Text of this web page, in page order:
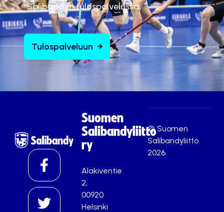
Salibandyn tulospalvelussa.
Tulospalveluun
Suomen
Salibandyliitto
ry
Alakiventie
2,
00920
Helsinki
© Suomen
Salibandyliitto
2026